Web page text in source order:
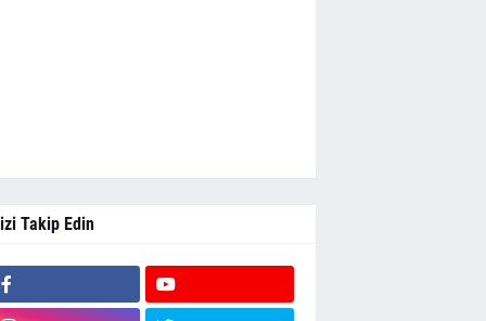
Takip Edin